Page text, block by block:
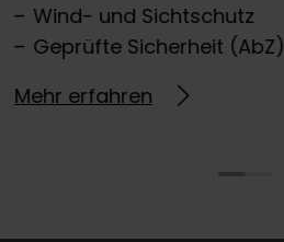
Wind- und Sichtschutz
Geprüfte Sicherheit (AbZ)
Mehr erfahren